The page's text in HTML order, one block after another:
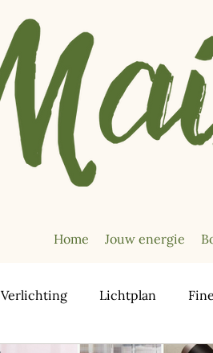
Home Jouw energie
Verlichting Lichtplan